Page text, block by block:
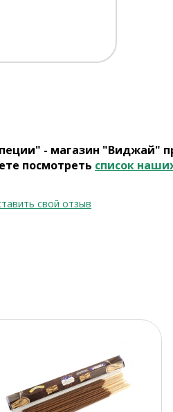
- магазин "Виджай"
посмотреть список
свой отзыв